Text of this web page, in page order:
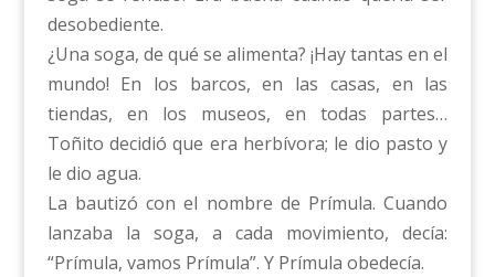
desobediente.
¿Una soga, de qué se alimenta? ¡Hay tantas en el
mundo! En los barcos, en las casas, en las
tiendas, en los museos, en todas partes…
Toñito decidió que era herbívora; le dio pasto y
le dio agua.
La bautizó con el nombre de Prímula. Cuando
lanzaba la soga, a cada movimiento, decía:
“Prímula, vamos Prímula”. Y Prímula obedecía.